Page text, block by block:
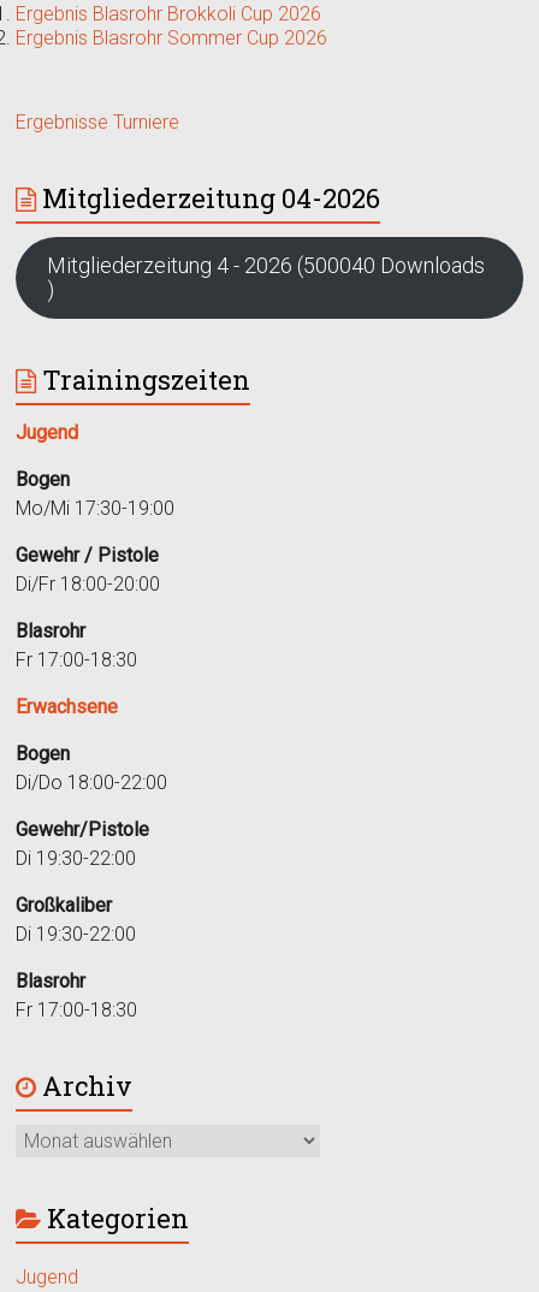
Ergebnis Blasrohr Brokkoli Cup 2026
Ergebnis Blasrohr Sommer Cup 2026
Ergebnisse Turniere
Mitgliederzeitung 04-2026
Mitgliederzeitung 4 - 2026 (500040 Downloads
)
Trainingszeiten
Jugend
Bogen
Mo/Mi 17:30-19:00
Gewehr / Pistole
Di/Fr 18:00-20:00
Blasrohr
Fr 17:00-18:30
Erwachsene
Bogen
Di/Do 18:00-22:00
Gewehr/Pistole
Di 19:30-22:00
Großkaliber
Di 19:30-22:00
Blasrohr
Fr 17:00-18:30
Archiv
Kategorien
Jugend